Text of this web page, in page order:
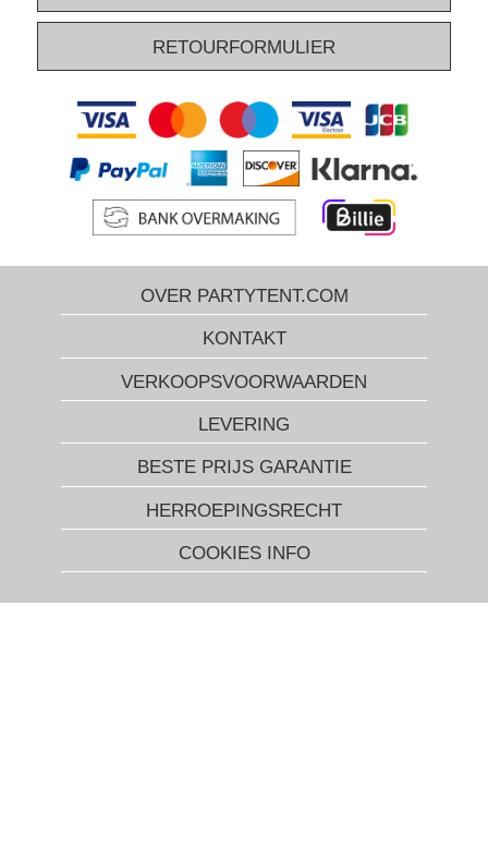
RETOURFORMULIER
OVER PARTYTENT.COM
KONTAKT
VERKOOPSVOORWAARDEN
LEVERING
BESTE PRIJS GARANTIE
HERROEPINGSRECHT
COOKIES INFO